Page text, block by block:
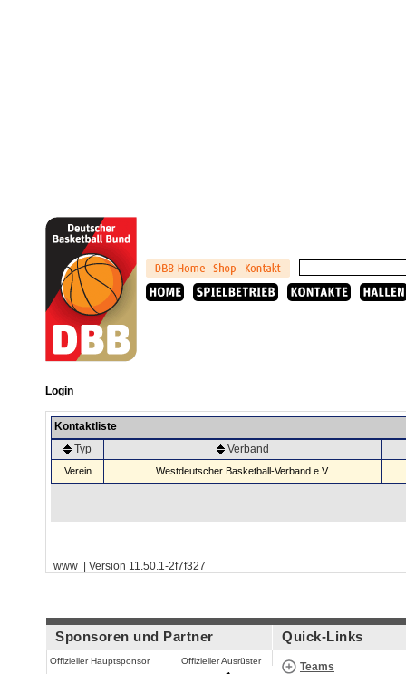
Login
Kontaktliste
Typ
Verband
Verein Westdeutscher Basketball-Verband e.V.
www | Version 11.50.1-2f7f327
Sponsoren und Partner
Offizieller Hauptsponsor Offizieller Ausrüster
Quick-Links
Teams